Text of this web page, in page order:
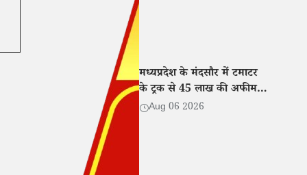
मध्यप्रदेश के मंदसौर में टमाटर
के ट्रक से 45 लाख की अफीम
बरामद, तीन तस्कर गिरफ्तार
Aug 06 2026